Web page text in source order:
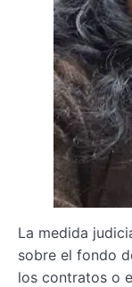
La medida
sobre el fondo
los contratos o